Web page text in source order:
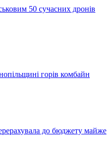
50 сучасних дронів
горів комбайн
до бюджету майже